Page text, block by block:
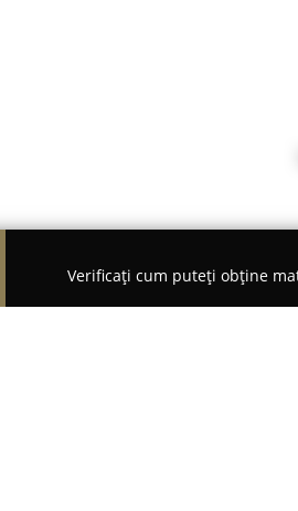
Verificați cum puteți obține